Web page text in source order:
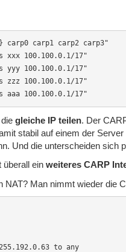
carp0 carp1 carp2 carp3"
xxx 100.100.0.1/17"
yyy 100.100.0.1/17"
zzz 100.100.0.1/17"
aaa 100.100.0.1/17"
gleiche IP teilen. Der
stabil auf einem der
Und die unterscheiden sich
überall ein weiteres CARP
Man nimmt wieder die
to any